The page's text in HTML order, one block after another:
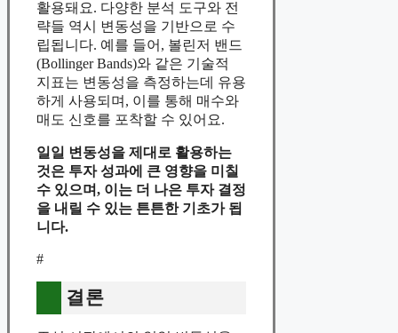
활용돼요. 다양한 분석 도구와 전
략들 역시 변동성을 기반으로 수
립됩니다. 예를 들어, 볼린저 밴드
(Bollinger Bands)와 같은 기술적
지표는 변동성을 측정하는데 유용
하게 사용되며, 이를 통해 매수와
매도 신호를 포착할 수 있어요.
일일 변동성을 제대로 활용하는
것은 투자 성과에 큰 영향을 미칠
수 있으며, 이는 더 나은 투자 결정
을 내릴 수 있는 튼튼한 기초가 됩
니다.
#
결론